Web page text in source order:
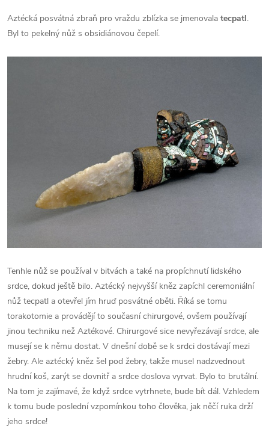
Aztécká posvátná zbraň pro vraždu zblízka se jmenovala tecpatl.
Byl to pekelný nůž s obsidiánovou čepelí.
Tenhle nůž se používal v bitvách a také na propíchnutí lidského
srdce, dokud ještě bilo. Aztécký nejvyšší kněz zapíchl ceremoniální
nůž tecpatl a otevřel jím hruď posvátné oběti. Říká se tomu
torakotomie a provádějí to současní chirurgové, ovšem používají
jinou techniku než Aztékové. Chirurgové sice nevyřezávají srdce, ale
musejí se k němu dostat. V dnešní době se k srdci dostávají mezi
žebry. Ale aztécký kněz šel pod žebry, takže musel nadzvednout
hrudní koš, zarýt se dovnitř a srdce doslova vyrvat. Bylo to brutální.
Na tom je zajímavé, že když srdce vytrhnete, bude bít dál. Vzhledem
k tomu bude poslední vzpomínkou toho člověka, jak něčí ruka drží
jeho srdce!